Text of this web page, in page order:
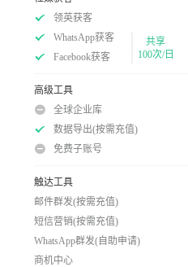
领英获客
WhatsApp获客
Facebook获客
共享
100次/日
高级工具
全球企业库
数据导出(按需充值)
免费子账号
触达工具
邮件群发(按需充值)
短信营销(按需充值)
WhatsApp群发(自助申请)
商机中心